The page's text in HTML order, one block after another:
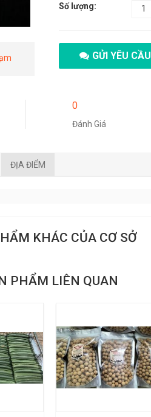
Số lượng:
GỬI YÊU CẦU
0
Đánh Giá
ĐỊA ĐIỂM
KHÁC CỦA CƠ SỞ
PHẨM LIÊN QUAN